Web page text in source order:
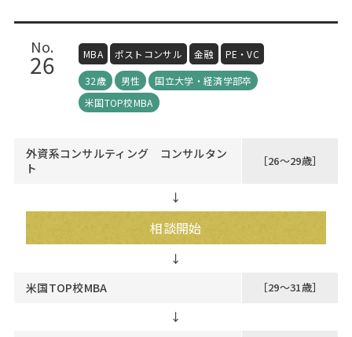
年齢と年収の相関図
MBA NETWORKING
No.
26 MBA ポストコンサル 金融
PE・VC
32歳
男性
国立大学・経済学部卒
米国TOP校MBA
外資系コンサルティング コンサルタン
ト
［26～29歳］
↓
相談開始
米国TOP校MBA ［29～31歳］
↓